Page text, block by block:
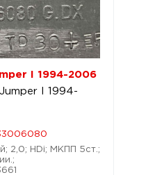
I 1994-2006
I 1994-
2,0; HDi; МКПП 5ст.;